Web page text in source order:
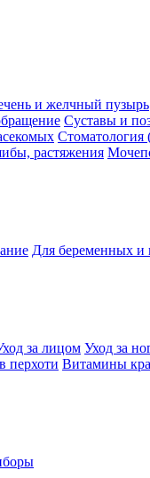
и желчный пузырь
Суставы и
Стоматология
растяжения
Для беременных и
за лицом Уход за
перхоти Витамины